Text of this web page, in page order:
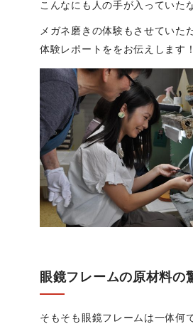
こんなにも人の手が入っていた
メガネ磨きの体験もさせていた
体験レポートををお伝えします！
眼鏡フレームの原材料の
そもそも眼鏡フレームは一体何